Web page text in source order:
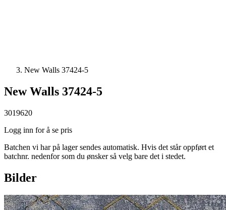
New Walls 37424-5
New Walls 37424-5
3019620
Logg inn for å se pris
Batchen vi har på lager sendes automatisk. Hvis det står oppført et
batchnr. nedenfor som du ønsker så velg bare det i stedet.
Bilder